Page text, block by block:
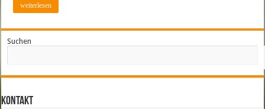
weiterlesen
Suchen
Kontakt